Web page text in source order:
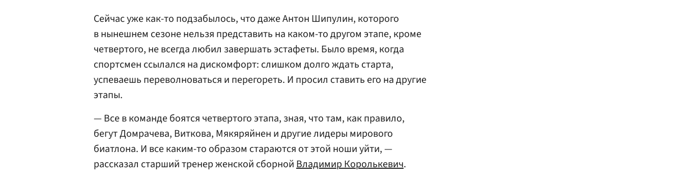
Сейчас уже как-то подзабылось, что даже Антон Шипулин, которого
в нынешнем сезоне нельзя представить на каком-то другом этапе, кроме
четвертого, не всегда любил завершать эстафеты. Было время, когда
спортсмен ссылался на дискомфорт: слишком долго ждать старта,
успеваешь переволноваться и перегореть. И просил ставить его на другие
этапы.
— Все в команде боятся четвертого этапа, зная, что там, как правило,
бегут Домрачева, Виткова, Мякяряйнен и другие лидеры мирового
биатлона. И все каким-то образом стараются от этой ноши уйти, —
рассказал старший тренер женской сборнойВладимир Королькевич.